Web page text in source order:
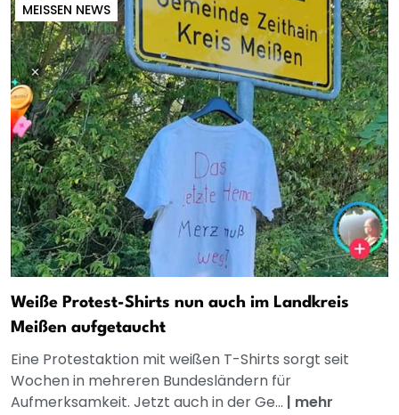
MEISSEN NEWS
Weiße Protest-Shirts nun auch im Landkreis
Meißen aufgetaucht
Eine Protestaktion mit weißen T-Shirts sorgt seit
Wochen in mehreren Bundesländern für
Aufmerksamkeit. Jetzt auch in der Ge... | mehr